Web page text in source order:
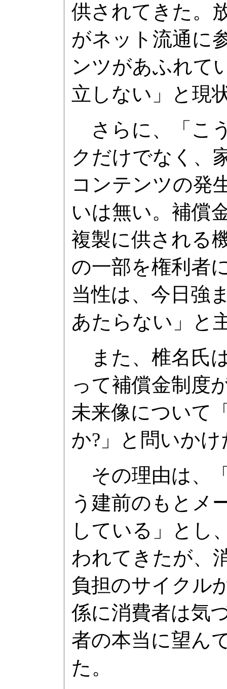
供されてきた。
がネット流通に
ンツがあふれて
立しない」と現
さらに、「こ
クだけでなく、
コンテンツの発
いは無い。補償
複製に供される
の一部を権利者
当性は、今日強
あたらない」と
また、椎名氏
って補償金制度
未来像について
か?」と問いかけ
その理由は、
う建前のもとメ
している」とし
われてきたが、
負担のサイクル
係に消費者は気
者の本当に望ん
た。